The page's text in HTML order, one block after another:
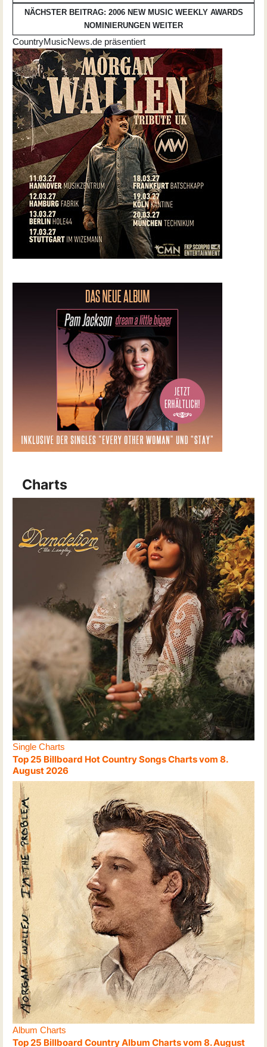
NÄCHSTER BEITRAG: 2006 NEW MUSIC WEEKLY AWARDS
NOMINIERUNGEN WEITER
CountryMusicNews.de präsentiert
Charts
Single Charts
Top 25 Billboard Hot Country Songs Charts vom 8.
August 2026
Album Charts
Top 25 Billboard Country Album Charts vom 8. August